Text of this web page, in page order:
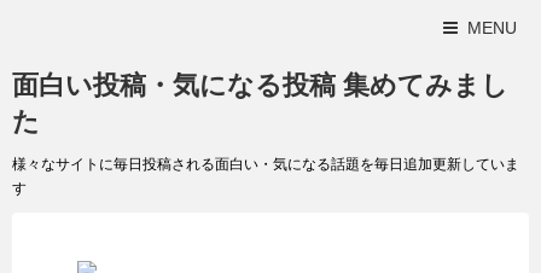
MENU
面白い投稿・気になる投稿 集めてみまし
た
様々なサイトに毎日投稿される面白い・気になる話題を毎日追加更新していま
す